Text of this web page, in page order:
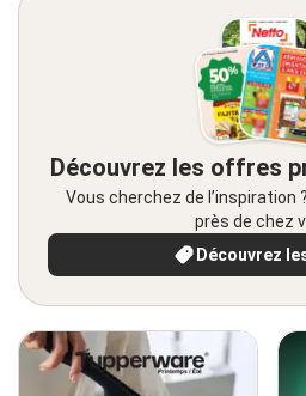
Découvrez les offres
Vous cherchez de l’inspiration
près de chez
Découvrez